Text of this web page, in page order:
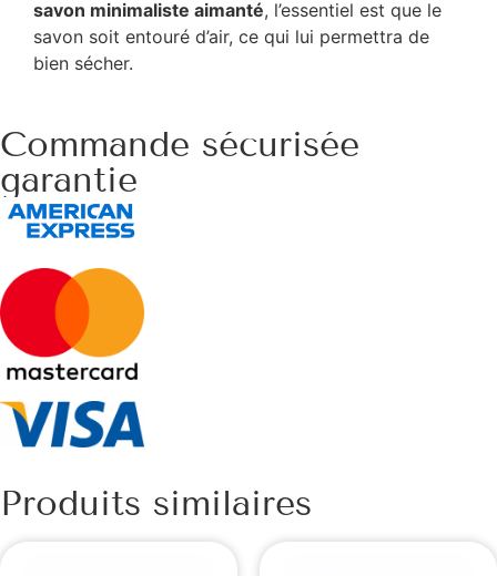
savon minimaliste aimanté, l’essentiel est que le
savon soit entouré d’air, ce qui lui permettra de
bien sécher.
Commande sécurisée
garantie
Produits similaires